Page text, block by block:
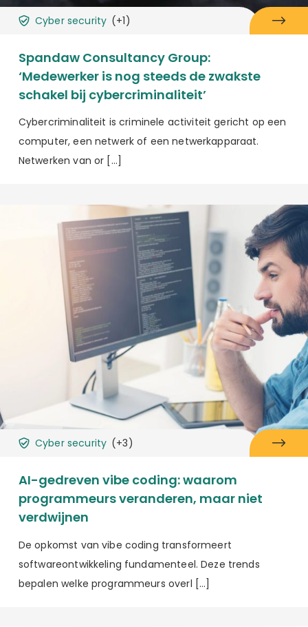
Cyber security (+1)
Spandaw Consultancy Group:
‘Medewerker is nog steeds de zwakste
schakel bij cybercriminaliteit’
Cybercriminaliteit is criminele activiteit gericht op een
computer, een netwerk of een netwerkapparaat.
Netwerken van or […]
Cyber security (+3)
AI-gedreven vibe coding: waarom
programmeurs veranderen, maar niet
verdwijnen
De opkomst van vibe coding transformeert
softwareontwikkeling fundamenteel. Deze trends
bepalen welke programmeurs overl […]